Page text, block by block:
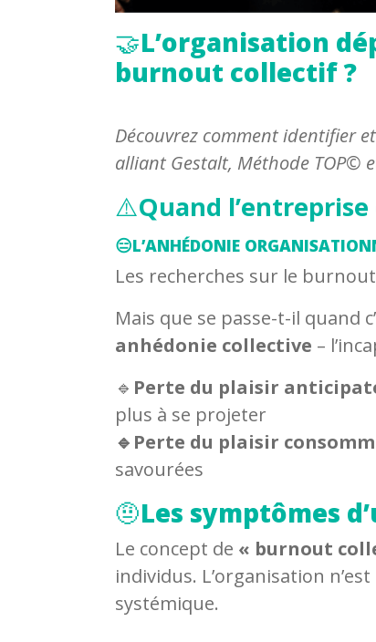
🤝L’organisation
burnout collectif ?
Découvrez comment identifier
alliant Gestalt, Méthode TOP©
⚠️Quand
😑L’ANHÉDONIE
Les recherches sur le
Mais que se passe-t-il quand
anhédonie collective –
🔹 Perte du plaisir
plus à se projeter
🔹Perte du plaisir
savourées
🤨Les symptômes
Le concept de « burnout
individus. L’organisation
systémique.